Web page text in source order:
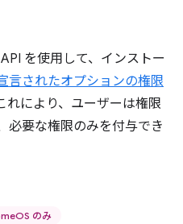
API を使用して、インストー
言されたオプションの権限
れにより、ユーザーは権限
必要な権限のみを付与でき
のみ